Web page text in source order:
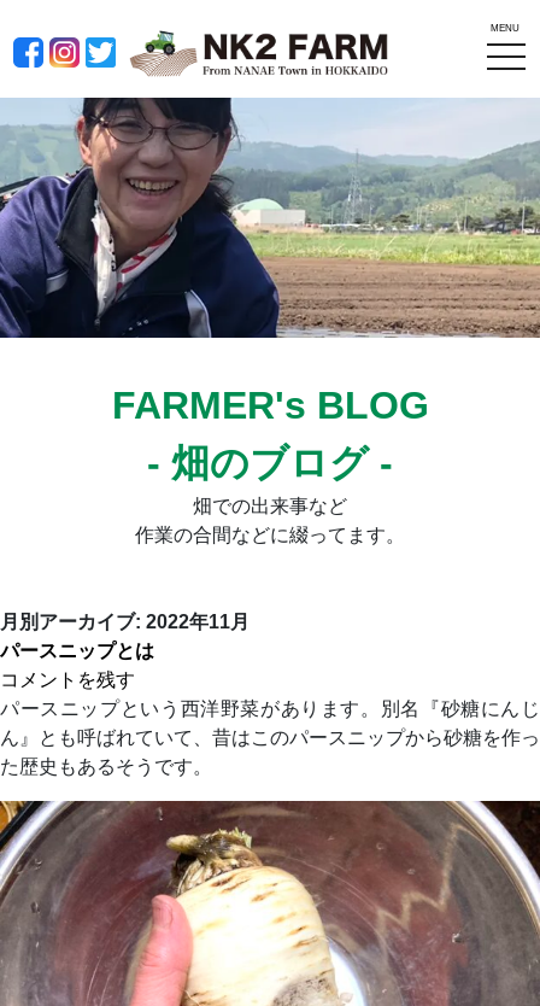
MENU
FARMER's BLOG
- 畑のブログ -
畑での出来事など
作業の合間などに綴ってます。
月別アーカイブ: 2022年11月
パースニップとは
コメントを残す
パースニップという西洋野菜があります。別名『砂糖にんじ
ん』とも呼ばれていて、昔はこのパースニップから砂糖を作っ
た歴史もあるそうです。